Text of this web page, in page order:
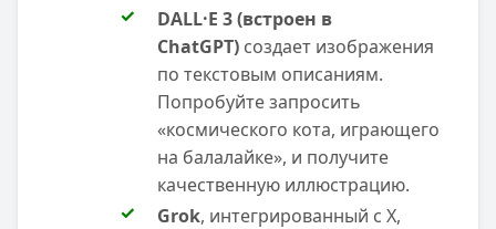
DALL·E 3 (встроен в
ChatGPT)создает изображения
по текстовым описаниям.
Попробуйте запросить
«космического кота, играющего
на балалайке», и получите
качественную иллюстрацию.
Grok, интегрированный с X,